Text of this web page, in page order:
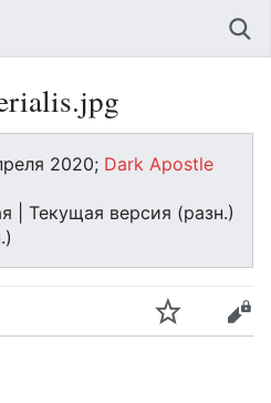
2020; Dark Apostle
| Текущая версия (разн.)